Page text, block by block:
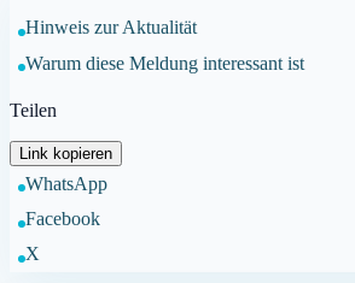
Hinweis zur Aktualität
Warum diese Meldung interessant ist
Teilen
Link kopieren
WhatsApp
Facebook
X